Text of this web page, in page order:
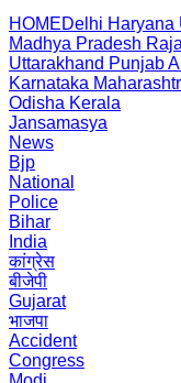
HOMEDelhi Haryana
Madhya Pradesh
Uttarakhand Punjab
Karnataka
Odisha Kerala
Jansamasya
News
Bjp
National
Police
Bihar
India
कांग्रेस
बीजेपी
Gujarat
भाजपा
Accident
Congress